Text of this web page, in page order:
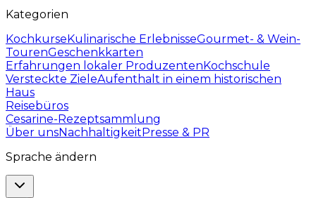
Kategorien
KochkurseKulinarische ErlebnisseGourmet- & Wein-
TourenGeschenkkarten
Erfahrungen lokaler ProduzentenKochschule
Versteckte ZieleAufenthalt in einem historischen
Haus
Reisebüros
Cesarine-Rezeptsammlung
Über unsNachhaltigkeitPresse & PR
Sprache ändern